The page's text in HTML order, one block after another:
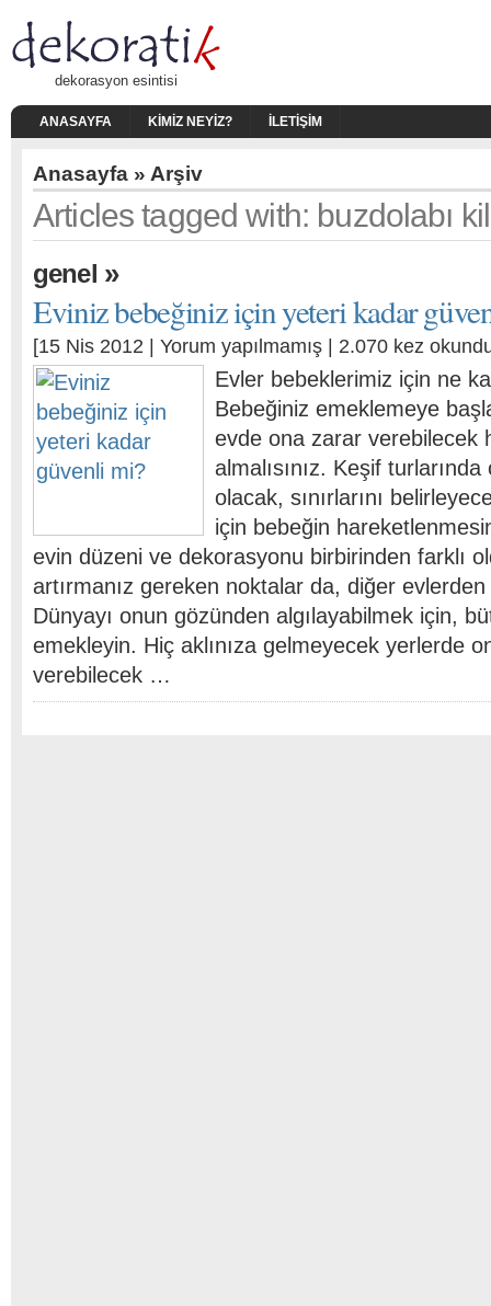
dekorasyon esintisi
ANASAYFA KIMIZ NEYIZ? İLETIŞIM
Anasayfa » Arşiv
Articles tagged with: buzdolabı
genel »
Eviniz bebeğiniz için yeteri kadar
[15 Nis 2012 | Yorum yapılmamış | 2.070 kez
Evler bebeklerimiz için ne
Bebeğiniz emeklemeye
evde ona zarar verebilecek
almalısınız. Keşif turlarında
olacak, sınırlarını
için bebeğin
evin düzeni ve dekorasyonu birbirinden farklı
artırmanız gereken noktalar da, diğer evlerden
Dünyayı onun gözünden algılayabilmek için,
emekleyin. Hiç aklınıza gelmeyecek yerlerde
verebilecek …